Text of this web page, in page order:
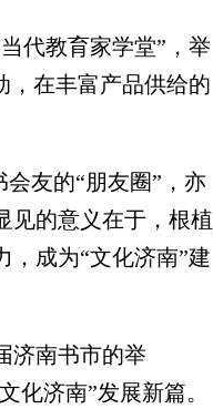
代教育家学堂”，举
，在丰富产品供给的
友的“朋友圈”，亦
见的意义在于，根植
，成为“文化济南”建
济南书市的举
化济南”发展新篇。